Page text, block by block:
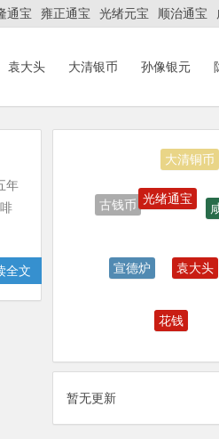
通宝 雍正通宝 光绪元宝 顺治通宝
袁大头 大清银币 孙像银元
年
全文
大清铜币
古钱币
光绪通宝
宣德炉
袁大头
花钱
暂无更新